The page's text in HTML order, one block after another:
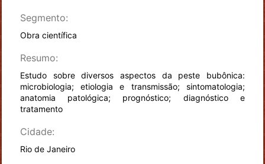
Segmento:
Obra científica
Resumo:
Estudo sobre diversos aspectos da peste bubônica:
microbiologia; etiologia e transmissão; sintomatologia;
anatomia patológica; prognóstico; diagnóstico e
tratamento
Cidade:
Rio de Janeiro